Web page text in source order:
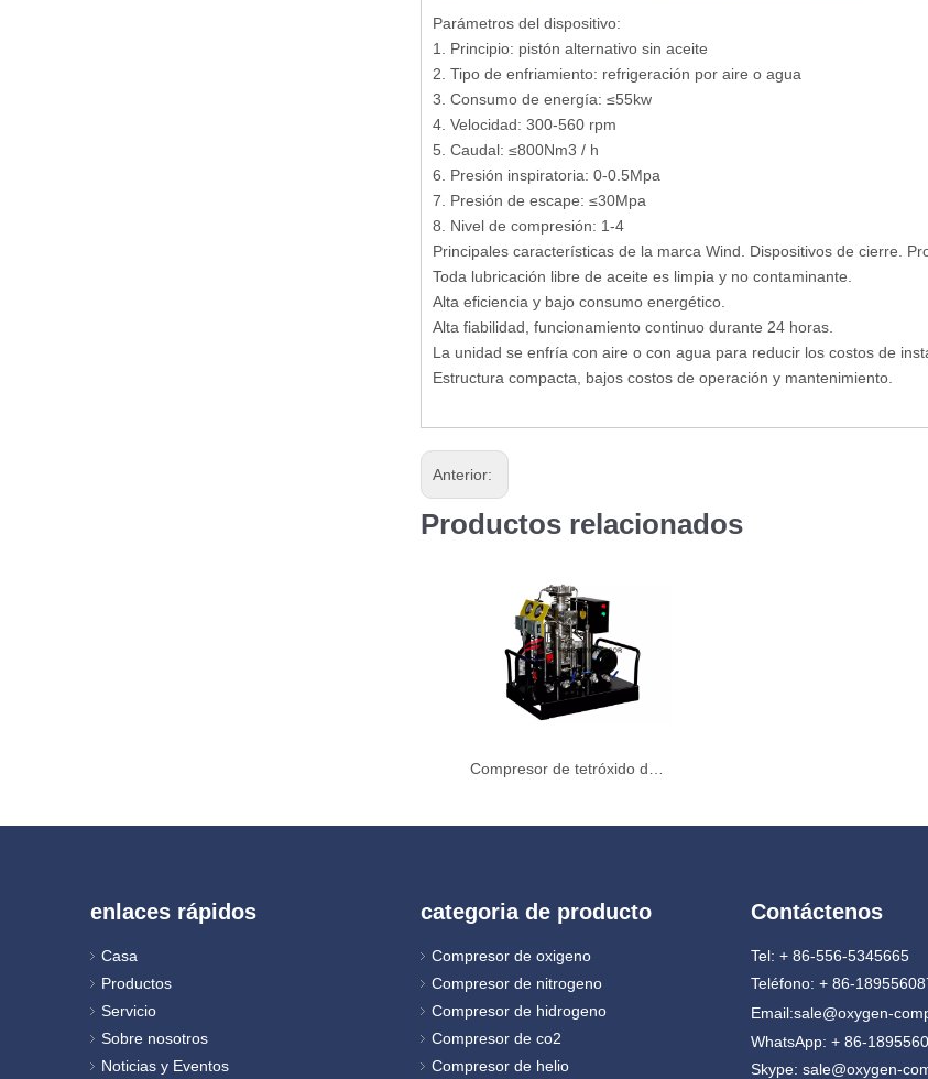
Parámetros del dispositivo:
1. Principio: pistón alternativo sin aceite
2. Tipo de enfriamiento: refrigeración por aire o agua
3. Consumo de energía: ≤55kw
4. Velocidad: 300-560 rpm
5. Caudal: ≤800Nm3 / h
6. Presión inspiratoria: 0-0.5Mpa
7. Presión de escape: ≤30Mpa
8. Nivel de compresión: 1-4
Principales características de la marca Wind. Dispositivos de cierre.
Toda lubricación libre de aceite es limpia y no contaminante.
Alta eficiencia y bajo consumo energético.
Alta fiabilidad, funcionamiento continuo durante 24 horas.
La unidad se enfría con aire o con agua para reducir los costos de
Estructura compacta, bajos costos de operación y mantenimiento.
Anterior:
Productos relacionados
enlaces rápidos
Casa
Productos
Servicio
Sobre nosotros
Noticias y Eventos
categoria de producto
Compresor de oxigeno
Compresor de nitrogeno
Compresor de hidrogeno
Compresor de co2
Compresor de helio
Contáctenos
Tel: + 86-556-5345665
Teléfono: + 86-
Email:sale@oxygen-
WhatsApp: + 86-
Skype: sale@oxygen-